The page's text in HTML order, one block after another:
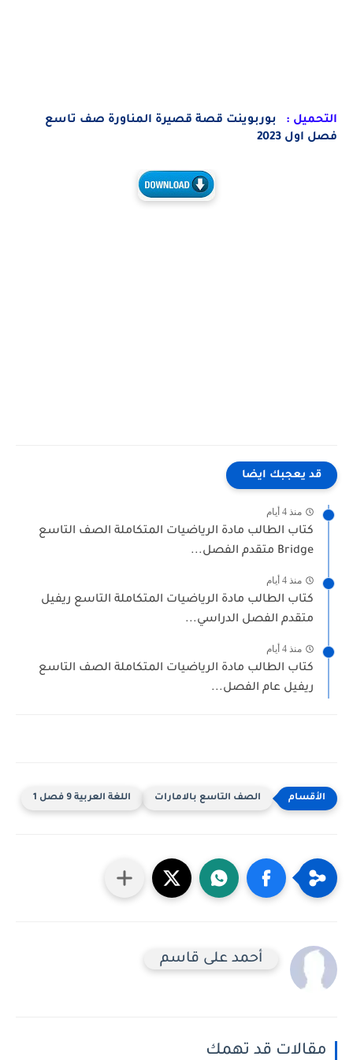
: بوربوينت قصة قصيرة المناورة صف تاسع
2023
يعجبك ايضا
منذ 4 أيام
الطالب مادة الرياضيات المتكاملة الصف التاسع
منذ 4 أيام
الطالب مادة الرياضيات المتكاملة التاسع ريفيل
الفصل الدراسي...
منذ 4 أيام
الطالب مادة الرياضيات المتكاملة الصف التاسع
عام الفصل...
الصف التاسع بالامارات اللغة العربية 9 فصل 1
أحمد على قاسم
قد تهمك